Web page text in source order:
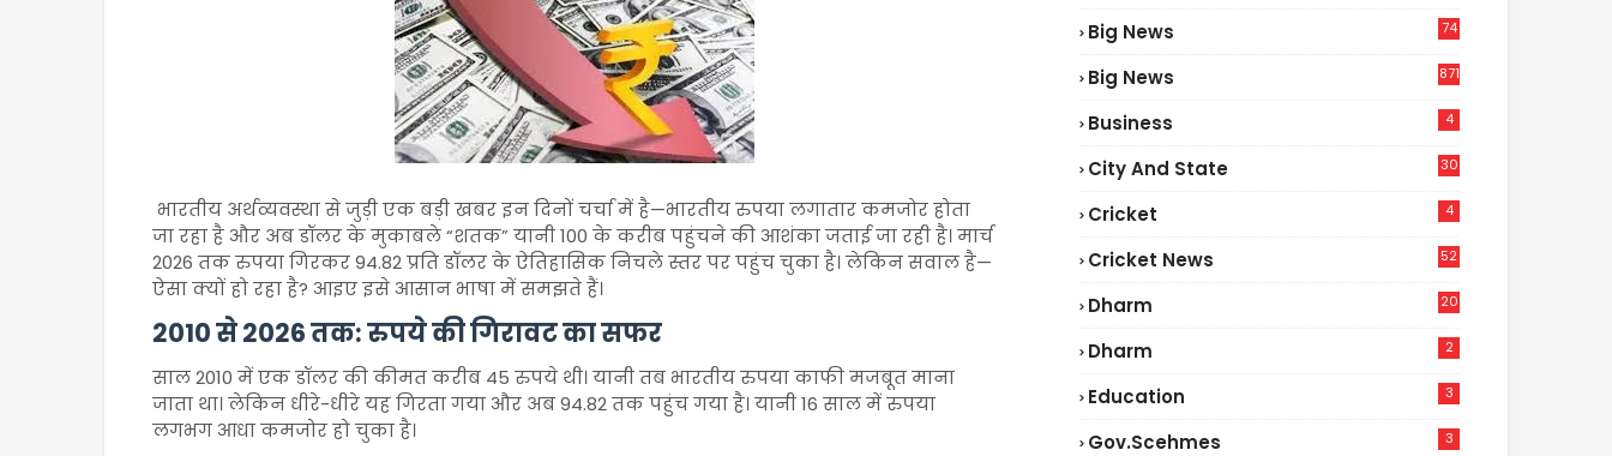
भारतीय अर्थव्यवस्था से जुड़ी एक बड़ी खबर इन दिनों चर्चा में है—भारतीय रुपया लगातार कमजोर होता
जा रहा है और अब डॉलर के मुकाबले “शतक” यानी 100 के करीब पहुंचने की आशंका जताई जा रही है। मार्च
2026 तक रुपया गिरकर 94.82 प्रति डॉलर के ऐतिहासिक निचले स्तर पर पहुंच चुका है। लेकिन सवाल है—
ऐसा क्यों हो रहा है? आइए इसे आसान भाषा में समझते हैं।
2010 से 2026 तक: रुपये की गिरावट का सफर
साल 2010 में एक डॉलर की कीमत करीब 45 रुपये थी। यानी तब भारतीय रुपया काफी मजबूत माना
जाता था। लेकिन धीरे-धीरे यह गिरता गया और अब 94.82 तक पहुंच गया है। यानी 16 साल में रुपया
लगभग आधा कमजोर हो चुका है।
Big News
74
Big News 871
Business 4
City And State 30
Cricket 4
Cricket News
52
Dharm 20
Dharm 2
Education 3
Gov.scehmes 3